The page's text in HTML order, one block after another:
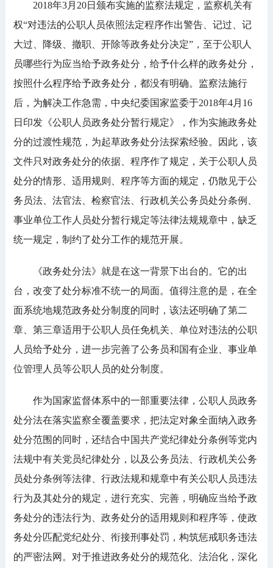
2018年3月20日颁布实施的监察法规定，监察机关有
权“对违法的公职人员依照法定程序作出警告、记过、记
大过、降级、撤职、开除等政务处分决定”，至于公职人
员哪些行为应当给予政务处分，给予什么样的政务处分，
按照什么程序给予政务处分，都没有明确。监察法施行
后，为解决工作急需，中央纪委国家监委于2018年4月16
日印发《公职人员政务处分暂行规定》，作为实施政务处
分的过渡性规范，为起草政务处分法探索经验。因此，该
文件只对政务处分的依据、程序作了规定，关于公职人员
处分的情形、适用规则、程序等方面的规定，仍散见于公
务员法、法官法、检察官法、行政机关公务员处分条例、
事业单位工作人员处分暂行规定等法律法规规章中，缺乏
统一规定，制约了处分工作的规范开展。
《政务处分法》就是在这一背景下出台的。它的出
台，改变了处分标准不统一的局面。值得注意的是，在全
面系统地规范政务处分制度的同时，该法还明确了第二
章、第三章适用于公职人员任免机关、单位对违法的公职
人员给予处分，进一步完善了公务员和国有企业、事业单
位管理人员等公职人员的处分制度。
作为国家监督体系中的一部重要法律，公职人员政务
处分法在落实监察全覆盖要求，把法定对象全面纳入政务
处分范围的同时，还结合中国共产党纪律处分条例等党内
法规中有关党员纪律处分，以及公务员法、行政机关公务
员处分条例等法律、行政法规和规章中有关公职人员违法
行为及其处分的规定，进行充实、完善，明确应当给予政
务处分的违法行为、政务处分的适用规则和程序等，使政
务处分匹配党纪处分、衔接刑事处罚，构筑惩戒职务违法
的严密法网。对于推进政务处分的规范化、法治化，深化